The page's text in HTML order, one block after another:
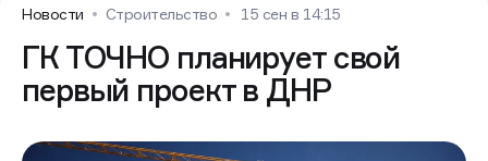
Новости Строительство 15 сен в 14:15
ГК ТОЧНО планирует свой
первый проект в ДНР